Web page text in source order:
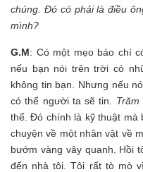
chúng. Đó có phải là điều
mình?
G.M: Có một mẹo báo chí
nếu bạn nói trên trời có
không tin bạn. Nhưng nếu
có thể người ta sẽ tin. Trăm
thế. Đó chính là kỹ thuật mà
chuyện về một nhân vật về
bướm vàng vây quanh. Hồi
đến nhà tôi. Tôi rất tò mò